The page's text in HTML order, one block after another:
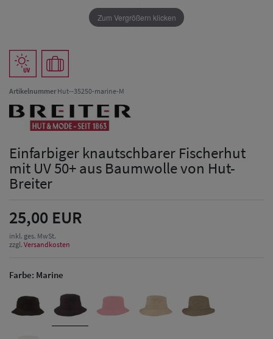
Herren Caps
Zum Vergrößern klicken
ArtikelnummerHut--35250-marine-M
Einfarbiger knautschbarer Fischerhut
mit UV 50+ aus Baumwolle von Hut-
Breiter
25,00 EUR
inkl. ges. MwSt.
zzgl. Versandkosten
Farbe: Marine